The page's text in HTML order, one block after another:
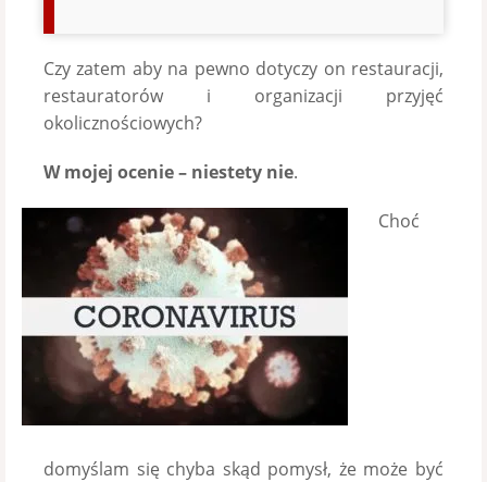
Czy zatem aby na pewno dotyczy on restauracji,
restauratorów i organizacji przyjęć
okolicznościowych?
W mojej ocenie – niestety nie.
Choć
domyślam się chyba skąd pomysł, że może być